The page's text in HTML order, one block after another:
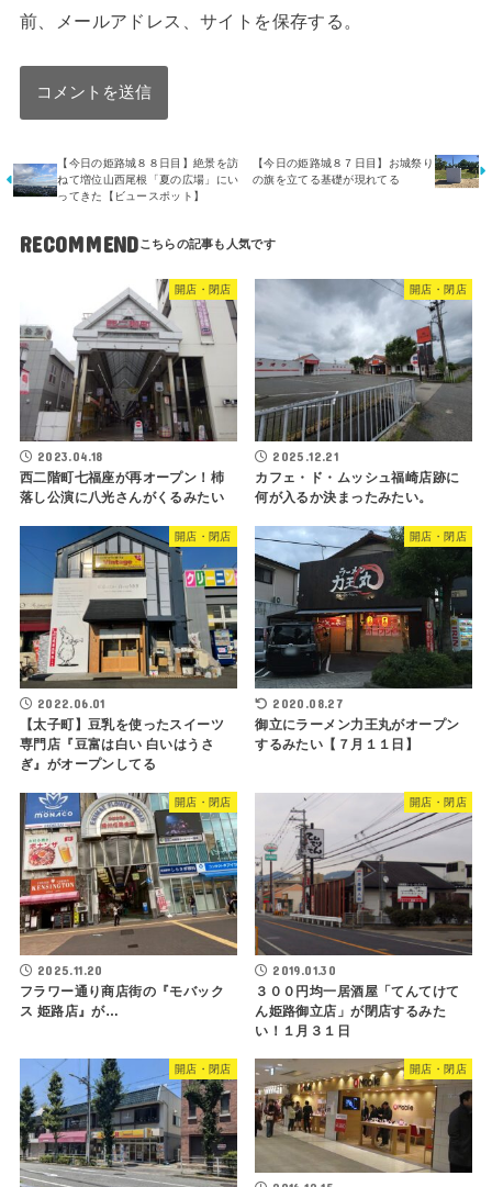
前、メールアドレス、サイトを保存する。
【今日の姫路城８８日目】絶景を訪
ねて増位山西尾根「夏の広場」にい
ってきた【ビュースポット】
【今日の姫路城８７日目】お城祭り
の旗を立てる基礎が現れてる
RECOMMEND
開店・閉店
2023.04.18
西二階町七福座が再オープン！杮
落し公演に八光さんがくるみたい
開店・閉店
2025.12.21
カフェ・ド・ムッシュ福崎店跡に
何が入るか決まったみたい。
開店・閉店
2022.06.01
【太子町】豆乳を使ったスイーツ
専門店『豆富は白い 白いはうさ
ぎ』がオープンしてる
開店・閉店
2020.08.27
御立にラーメン力王丸がオープン
するみたい【７月１１日】
開店・閉店
2025.11.20
フラワー通り商店街の『モバック
ス 姫路店』が…
開店・閉店
2019.01.30
３００円均一居酒屋「てんてけて
ん姫路御立店」が閉店するみた
い！１月３１日
開店・閉店 開店・閉店